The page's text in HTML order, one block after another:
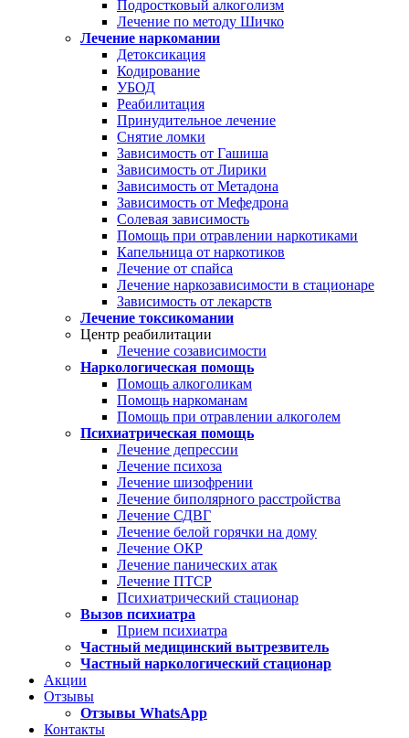
Подростковый алкоголизм
Лечение по методу Шичко
Лечение наркомании
Детоксикация
Кодирование
УБОД
Реабилитация
Принудительное лечение
Снятие ломки
Зависимость от Гашиша
Зависимость от Лирики
Зависимость от Метадона
Зависимость от Мефедрона
Солевая зависимость
Помощь при отравлении наркотиками
Капельница от наркотиков
Лечение от спайса
Лечение наркозависимости в стационаре
Зависимость от лекарств
Лечение токсикомании
Центр реабилитации
Лечение созависимости
Наркологическая помощь
Помощь алкоголикам
Помощь наркоманам
Помощь при отравлении алкоголем
Психиатрическая помощь
Лечение депрессии
Лечение психоза
Лечение шизофрении
Лечение биполярного расстройства
Лечение СДВГ
Лечение белой горячки на дому
Лечение ОКР
Лечение панических атак
Лечение ПТСР
Психиатрический стационар
Вызов психиатра
Прием психиатра
Частный медицинский вытрезвитель
Частный наркологический стационар
Акции
Отзывы
Отзывы WhatsApp
Контакты